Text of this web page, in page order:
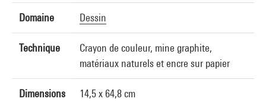
Domaine Dessin
Technique
Crayon de couleur, mine graphite,
matériaux naturels et encre sur papier
Dimensions 14,5 x 64,8 cm